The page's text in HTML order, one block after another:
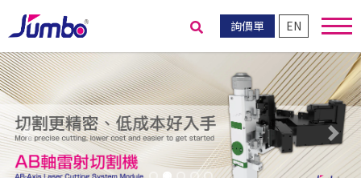
詢價單 EN
送出搜尋
Previous
Next